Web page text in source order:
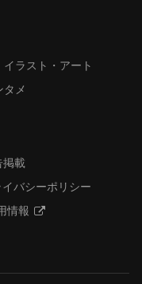
イラスト・アート
タメ
掲載
イバシーポリシー
情報